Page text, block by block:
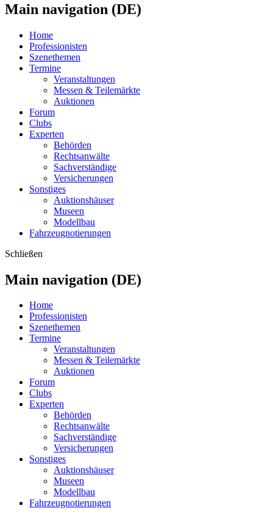
Main navigation (DE)
Home
Professionisten
Szenethemen
Termine
Veranstaltungen
Messen & Teilemärkte
Auktionen
Forum
Clubs
Experten
Behörden
Rechtsanwälte
Sachverständige
Versicherungen
Sonstiges
Auktionshäuser
Museen
Modellbau
Fahrzeugnotierungen
Schließen
Main navigation (DE)
Home
Professionisten
Szenethemen
Termine
Veranstaltungen
Messen & Teilemärkte
Auktionen
Forum
Clubs
Experten
Behörden
Rechtsanwälte
Sachverständige
Versicherungen
Sonstiges
Auktionshäuser
Museen
Modellbau
Fahrzeugnotierungen